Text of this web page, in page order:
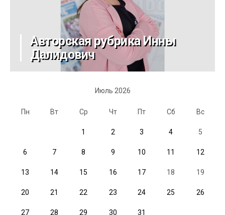
Авторская рубрика Инны
Далидович
Июль 2026
Пн Вт Ср Чт Пт Сб Вс
1 2 3 4 5
6 7 8 9 10 11 12
13 14 15 16 17 18 19
20 21 22 23 24 25 26
27 28 29 30
31